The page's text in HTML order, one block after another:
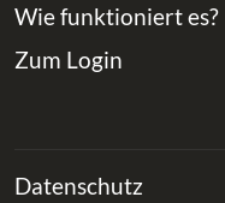
Wie funktioniert es?
Zum Login
Datenschutz